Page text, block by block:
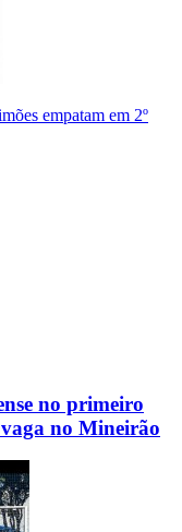
empatam em 2º
no primeiro
no Mineirão